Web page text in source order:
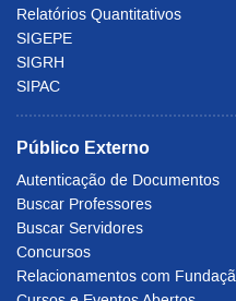
Relatórios Quantitativos
SIGEPE
SIGRH
SIPAC
Público Externo
Autenticação de Documentos
Buscar Professores
Buscar Servidores
Concursos
Relacionamentos com